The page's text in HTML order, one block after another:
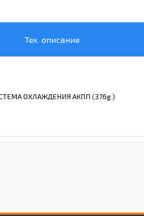
Тех. описание
ОХЛАЖДЕНИЯ АКПП (376g.)